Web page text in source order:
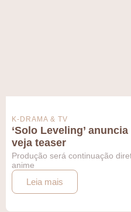
K-DRAMA & TV
‘Solo Leveling’
veja teaser
Produção será continuação
anime
Leia mais